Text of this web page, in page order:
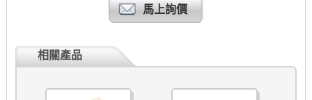
馬上詢價
相關產品